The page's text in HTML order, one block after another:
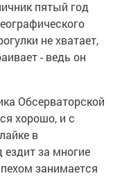
пятый год
не хватает,
- ведь он
Обсерваторской
хорошо, и с
в
за многие
занимается